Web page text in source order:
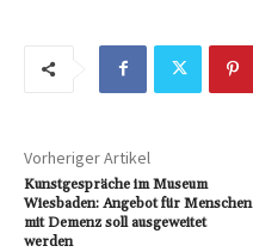
Vorheriger Artikel
Kunstgespräche im Museum
Wiesbaden: Angebot für Menschen
mit Demenz soll ausgeweitet
werden